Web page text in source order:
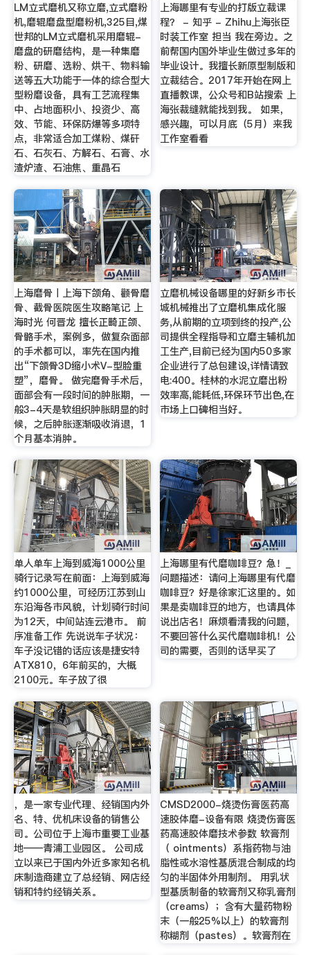
LM立式磨机又称立磨,立式磨粉
机,磨辊磨盘型磨粉机,325目,煤
世邦的LM立式磨机采用磨辊-
磨盘的研磨结构，是一种集磨
粉、研磨、选粉、烘干、物料输
送等五大功能于一体的综合型大
型粉磨设备，具有工艺流程集
中、占地面积小、投资少、高
效、节能、环保防爆等多项特
点，非常适合加工煤粉、煤矸
石、石灰石、方解石、石膏、水
渣炉渣、石油焦、重晶石
上海哪里有专业的打版立裁课
程？ - 知乎 - Zhihu上海张臣
时装工作室 担当 我在旁边。之
前帮国内国外毕业生做过多年的
毕业设计。我擅长新原型制版和
立裁结合。2017年开始在网上
直播教课，公众号和B站搜索 上
海张裁缝就能找到我。 如果，
感兴趣，可以月底（5月）来我
工作室看看
上海磨骨丨上海下颌角、颧骨磨
骨、截骨医院医生攻略笔记 上
海时光 何晋龙 擅长正畸正颌、
骨骼手术，案例多，做复杂面部
的手术都可以，率先在国内推
出“下颌骨3D缩小术V-型脸重
塑”，磨骨。 做完磨骨手术后，
面部会有一段时间的肿胀期，一
般3-4天是软组织肿胀明显的时
候，之后肿胀逐渐吸收消退，1
个月基本消肿。
立磨机械设备哪里的好新乡市长
城机械推出了立磨机集成化服
务,从前期的立项到终的投产,公
司提供全程指导和立磨主辅机加
工生产,目前已经为国内50多家
企业进行了总包建设,详情请致
电:400。桂林的水泥立磨出粉
效率高,能耗低,环保环节出色,在
市场上口碑相当好。
单人单车上海到威海1000公里
骑行记录写在前面：上海到威海
约1000公里，可经历江苏到山
东沿海各市风貌，计划骑行时间
为12天，中间站连云港市。 前
序准备工作 先说说车子状况：
车子没记错的话应该是捷安特
ATX810，6年前买的，大概
2100元。车子放了很
上海哪里有代磨咖啡豆？急！_
问题描述：请问上海哪里有代磨
咖啡豆？好是徐家汇这里的。如
果是卖咖啡豆的地方，也请具体
说出店名！麻烦看清我的问题，
不要回答什么买代磨咖啡机！公
司的需要，否则的话早买了
，是一家专业代理、经销国内外
名、特、优机床设备的销售公
司。公司位于上海市重要工业基
地——青浦工业园区。 公司成
立以来已于国内外近多家知名机
床制造商建立了总经销、网店经
销和特约经销关系。
CMSD2000-烧烫伤膏医药高
速胶体磨-设备有限 烧烫伤膏医
药高速胶体磨技术参数 软膏剂
（ ointments）系指药物与油
脂性或水溶性基质混合制成的均
匀的半固体外用制剂。 用乳状
型基质制备的软膏剂又称乳膏剂
（creams）；含有大量药物粉
末（一般25%以上）的软膏剂
称糊剂（pastes）。软膏剂在